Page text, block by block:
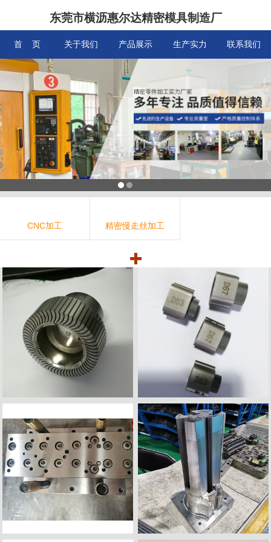
东莞市横沥惠尔达精密模具制造厂
首 页 关于我们 产品展示 生产实力 联系我们
CNC加工 精密慢走丝加工
搜索